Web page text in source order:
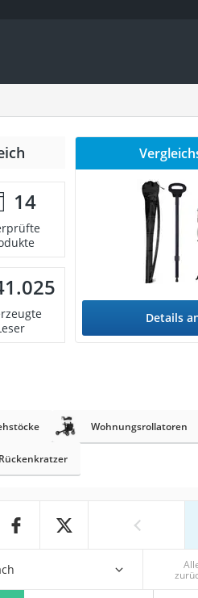
14
Details
Wohnungsrollatoren
Rückenkratzer